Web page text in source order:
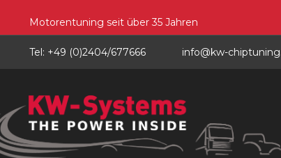
Motorentuning seit über 35 Jahren
Tel: +49 (0)2404/677666 info@kw-